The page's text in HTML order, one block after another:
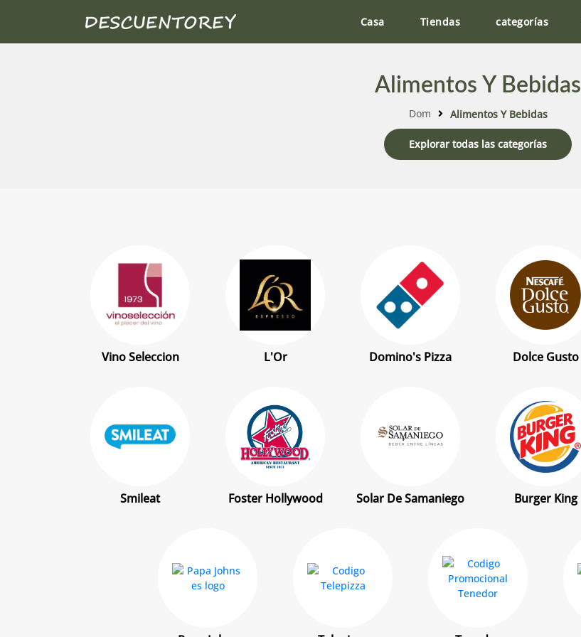
Casa Tiendas categorías
Alimentos Y Bebidas
Dom Alimentos Y Bebidas
Explorar todas las categorías
Vino Seleccion L'Or Domino's Pizza Dolce Gusto
Smileat Foster Hollywood Solar De Samaniego Burger King